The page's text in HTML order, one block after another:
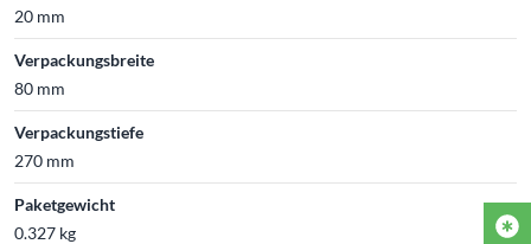
20 mm
Verpackungsbreite
80 mm
Verpackungstiefe
270 mm
Paketgewicht
0.327 kg